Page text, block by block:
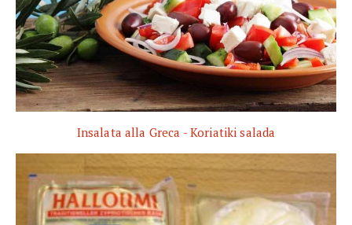
Insalata alla Greca - Koriatiki salada